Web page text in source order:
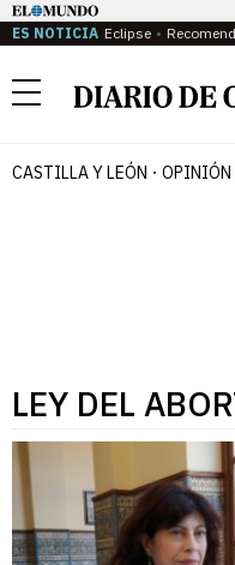
ES NOTICIA Eclipse
Menú
CASTILLA Y LEÓN OPINIÓN
LEY DEL